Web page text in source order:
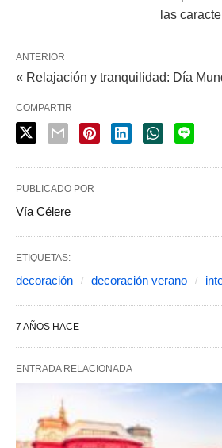
las
ANTERIOR
« Relajación y tranquilidad: Día
COMPARTIR
PUBLICADO POR
Vía Célere
ETIQUETAS:
decoración decoración verano
7 AÑOS HACE
ENTRADA RELACIONADA